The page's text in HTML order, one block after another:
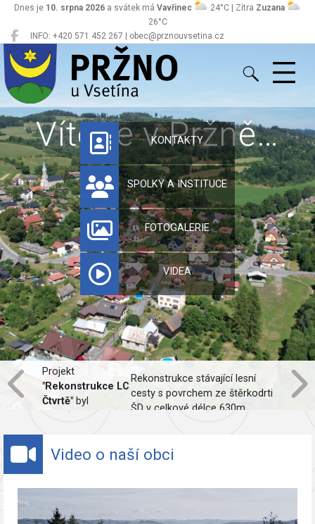
INFO: +420 571 452 267 | obec@prznouvsetina.cz
Dnes je 10. srpna 2026 a svátek má Vavřinec 24°C | Zítra Zuzana
26°C
Pržno
Vítejte v Pržně…
KONTAKTY
SPOLKY A INSTITUCE
FOTOGALERIE
VIDEA
Projekt
"Rekonstrukce LC
Čtvrtě" byl
Rekonstrukce stávající lesní
cesty s povrchem ze štěrkodrti
ŠD v celkové délce 630m,
Video o naší obci